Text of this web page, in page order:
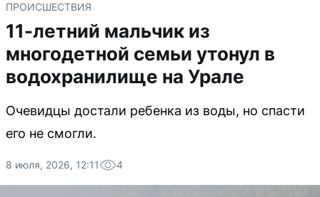
ПРОИСШЕСТВИЯ
11-летний мальчик из
многодетной семьи утонул в
водохранилище на Урале
Очевидцы достали ребенка из воды, но спасти
его не смогли.
8 июля, 2026, 12:11 4